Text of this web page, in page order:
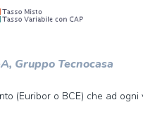
Gruppo Tecnocasa
(Euribor o BCE) che ad